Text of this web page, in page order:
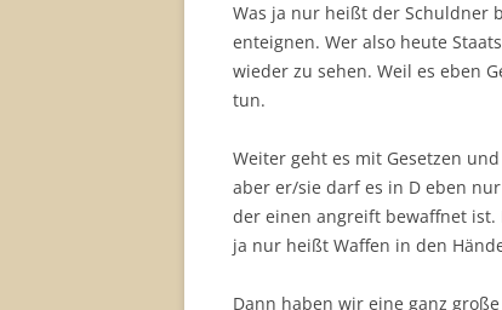
Was ja nur heißt der Schuldner
enteignen. Wer also heute
wieder zu sehen. Weil es eben
tun.
Weiter geht es mit Gesetzen
aber er/sie darf es in D eben
der einen angreift bewaffnet ist.
ja nur heißt Waffen in den
Dann haben wir eine ganz